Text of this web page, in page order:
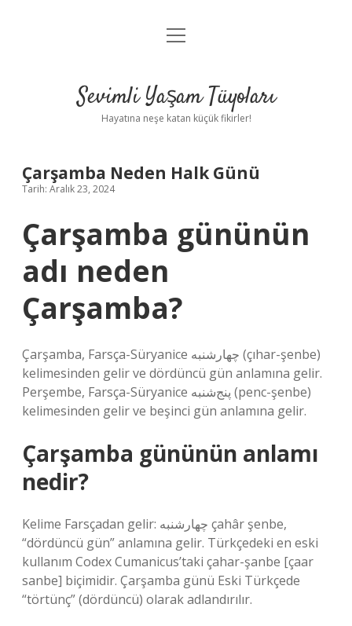
Anasayfa
Yasal Uyarı
menüyü
Sevimli Yaşam Tüyoları
Hayatına neşe katan küçük fikirler!
Çarşamba Neden Halk Günü
Tarih: Aralık 23, 2024
Çarşamba gününün
adı neden
Çarşamba?
Çarşamba, Farsça-Süryanice چهارشنبه (çıhar-şenbe)‎
kelimesinden gelir ve dördüncü gün anlamına gelir.
Perşembe, Farsça-Süryanice پنج‌شنبه (penc-şenbe)‎
kelimesinden gelir ve beşinci gün anlamına gelir.
Çarşamba gününün anlamı
nedir?
Kelime Farsçadan gelir: چهارشنبه çahâr şenbe,
“dördüncü gün” anlamına gelir. Türkçedeki en eski
kullanım Codex Cumanicus’taki çahar-şanbe [çaar
sanbe] biçimidir. Çarşamba günü Eski Türkçede
“törtünç” (dördüncü) olarak adlandırılır.